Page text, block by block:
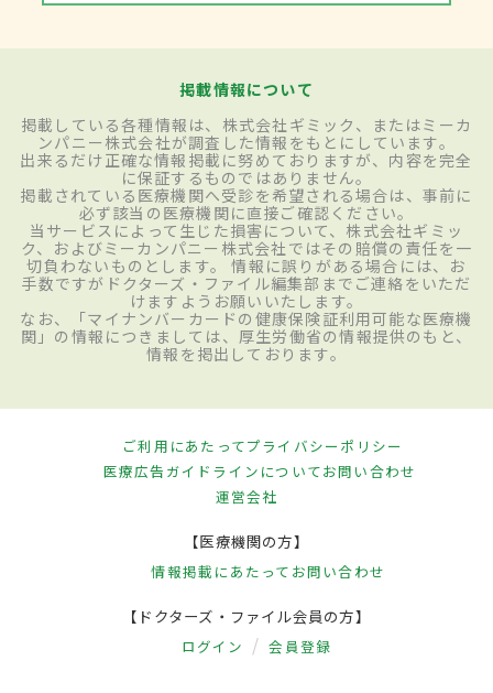
掲載情報について
掲載している各種情報は、株式会社ギミック、またはミーカ
ンパニー株式会社が調査した情報をもとにしています。
出来るだけ正確な情報掲載に努めておりますが、内容を完全
に保証するものではありません。
掲載されている医療機関へ受診を希望される場合は、事前に
必ず該当の医療機関に直接ご確認ください。
当サービスによって生じた損害について、株式会社ギミッ
ク、およびミーカンパニー株式会社ではその賠償の責任を一
切負わないものとします。 情報に誤りがある場合には、お
手数ですがドクターズ・ファイル編集部までご連絡をいただ
けますようお願いいたします。
なお、「マイナンバーカードの健康保険証利用可能な医療機
関」の情報につきましては、厚生労働省の情報提供のもと、
情報を掲出しております。
ご利用にあたってプライバシーポリシー
医療広告ガイドラインについてお問い合わせ
運営会社
【医療機関の方】
情報掲載にあたって お問い合わせ
【ドクターズ・ファイル会員の方】
ログイン 会員登録